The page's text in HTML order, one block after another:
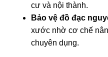
cư và nội thành.
Bảo vệ đồ đạc
xước nhờ cơ chế
chuyên dụng.